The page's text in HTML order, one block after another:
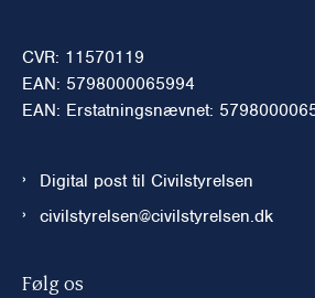
CVR: 11570119
EAN: 5798000065994
EAN: Erstatningsnævnet:
Digital post til Civilstyrelsen
civilstyrelsen@civilstyrelsen.dk
Følg os